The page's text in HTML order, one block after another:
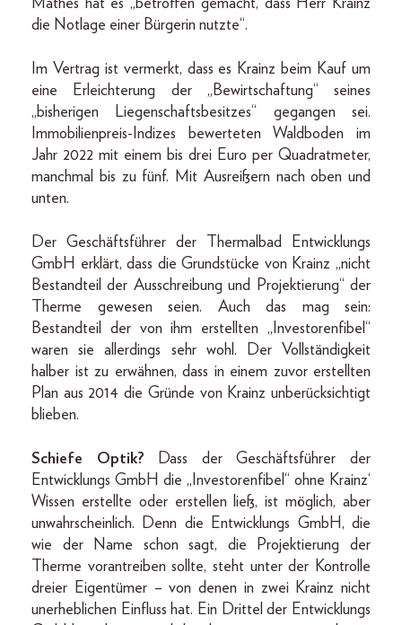
Mathes hat es „betroffen gemacht, dass Herr Krainz
die Notlage einer Bürgerin nutzte“.
Im Vertrag ist vermerkt, dass es Krainz beim Kauf um
eine Erleichterung der „Bewirtschaftung“ seines
„bisherigen Liegenschaftsbesitzes“ gegangen sei.
Immobilienpreis-Indizes bewerteten Waldboden im
Jahr 2022 mit einem bis drei Euro per Quadratmeter,
manchmal bis zu fünf. Mit Ausreißern nach oben und
unten.
Der Geschäftsführer der Thermalbad Entwicklungs
GmbH erklärt, dass die Grundstücke von Krainz „nicht
Bestandteil der Ausschreibung und Projektierung“ der
Therme gewesen seien. Auch das mag sein:
Bestandteil der von ihm erstellten „Investorenfibel“
waren sie allerdings sehr wohl. Der Vollständigkeit
halber ist zu erwähnen, dass in einem zuvor erstellten
Plan aus 2014 die Gründe von Krainz unberücksichtigt
blieben.
Schiefe Optik? Dass der Geschäftsführer der
Entwicklungs GmbH die „Investorenfibel“ ohne Krainz‘
Wissen erstellte oder erstellen ließ, ist möglich, aber
unwahrscheinlich. Denn die Entwicklungs GmbH, die
wie der Name schon sagt, die Projektierung der
Therme vorantreiben sollte, steht unter der Kontrolle
dreier Eigentümer – von denen in zwei Krainz nicht
unerheblichen Einfluss hat. Ein Drittel der Entwicklungs